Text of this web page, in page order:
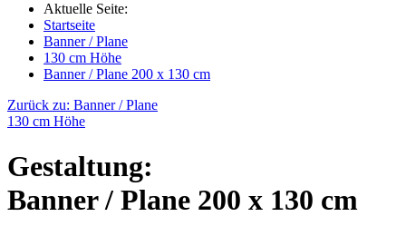
Aktuelle Seite:
Startseite
Banner / Plane
130 cm Höhe
Banner / Plane 200 x 130 cm
Zurück zu: Banner / Plane
130 cm Höhe
Gestaltung:
Banner / Plane 200 x 130 cm